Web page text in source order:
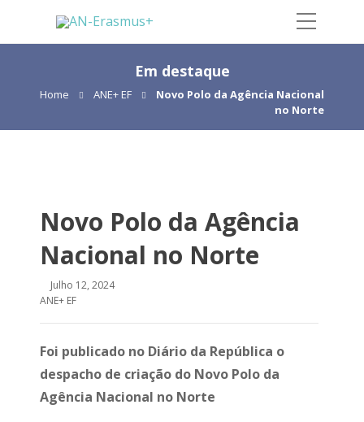
Em destaque
Home ANE+ EF
Novo Polo da Agência Nacional
no Norte
Novo Polo da Agência
Nacional no Norte
Julho 12, 2024
ANE+ EF
Foi publicado no Diário da República o
despacho de criação do Novo Polo da
Agência Nacional no Norte